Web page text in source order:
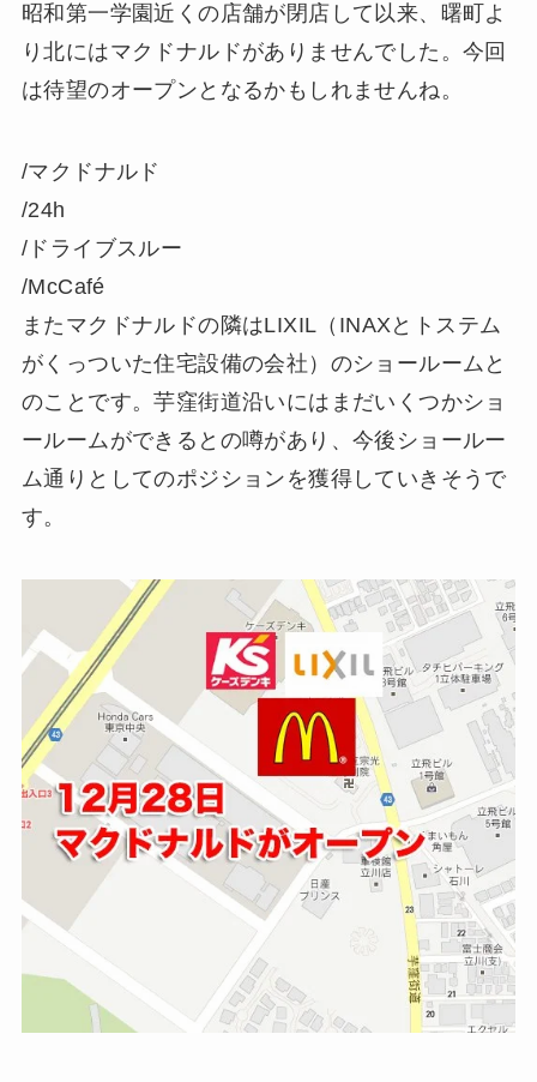
昭和第一学園近くの店舗が閉店して以来、曙町よ
り北にはマクドナルドがありませんでした。今回
は待望のオープン となるかもしれませんね。
/マクドナルド
/24h
/ドライブスルー
/McCafé
またマクドナルドの隣はLIXIL（INAXとトステム
がくっついた住宅設備の会社）のショールームと
のことです。芋窪街道沿いにはまだいくつかショ
ールームができる との噂があり、今後ショールー
ム通りとしてのポジション を獲得していきそうで
す。